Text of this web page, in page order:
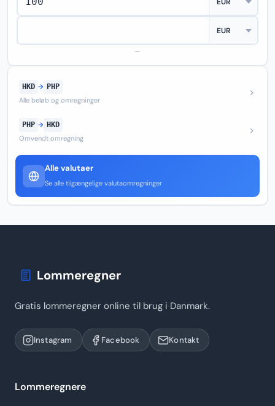
—
HKD → PHP
Alle beløb og omregninger
PHP → HKD
Omvendt omregning
Alle valutaer
Se alle tilgængelige valutaomregninger
Lommeregner
Gratis lommeregner online til brug i Danmark.
Instagram Facebook Kontakt
Lommeregnere